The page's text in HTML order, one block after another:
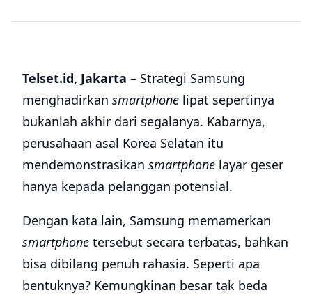
Telset.id, Jakarta – Strategi Samsung
menghadirkan smartphone lipat sepertinya
bukanlah akhir dari segalanya. Kabarnya,
perusahaan asal Korea Selatan itu
mendemonstrasikan smartphone layar geser
hanya kepada pelanggan potensial.
Dengan kata lain, Samsung memamerkan
smartphone tersebut secara terbatas, bahkan
bisa dibilang penuh rahasia. Seperti apa
bentuknya? Kemungkinan besar tak beda